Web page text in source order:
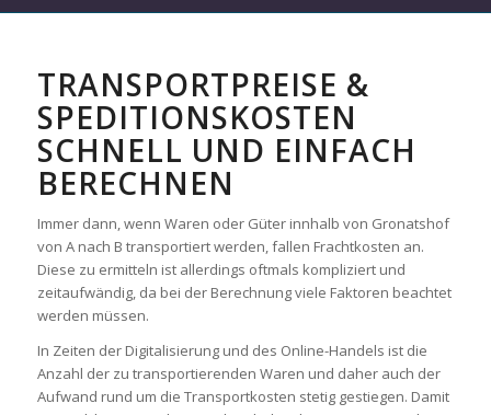
TRANSPORTPREISE &
SPEDITIONSKOSTEN
SCHNELL UND EINFACH
BERECHNEN
Immer dann, wenn Waren oder Güter innhalb von Gronatshof
von A nach B transportiert werden, fallen Frachtkosten an.
Diese zu ermitteln ist allerdings oftmals kompliziert und
zeitaufwändig, da bei der Berechnung viele Faktoren beachtet
werden müssen.
In Zeiten der Digitalisierung und des Online-Handels ist die
Anzahl der zu transportierenden Waren und daher auch der
Aufwand rund um die Transportkosten stetig gestiegen. Damit